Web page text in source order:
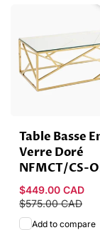
Table Basse
Verre Doré
NFMCT/CS-
Prix
promotionnel
$449.00 CAD
$575.00 CAD
Add to compare